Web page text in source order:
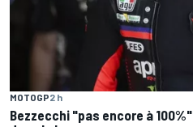
MOTOGP2 h
Bezzecchi "pas encore à